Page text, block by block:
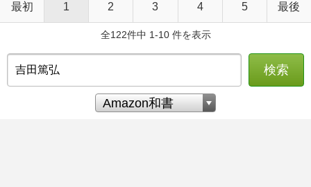
最初 1 2 3 4 5 最後
全122件中 1-10 件を表示
検索